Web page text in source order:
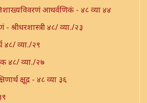
आथर्वणिकं - ४८ व्या ४४
४८/ व्या./२३
४८/ व्या./२९
४८/ व्या./२७
क्षूद्र - ४८ व्या ३६